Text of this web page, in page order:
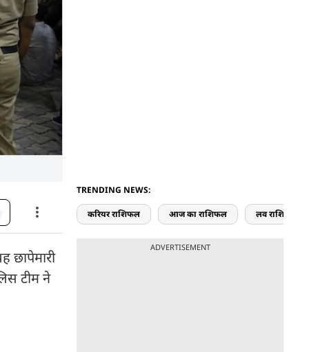
छापेमारी
टीम ने
TRENDING NEWS:
करियर राशिफल आज का राशिफल लव राशिफल
ADVERTISEMENT